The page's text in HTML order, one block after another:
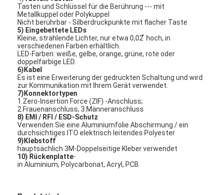
Über uns
Werksbesichtigung
Qualitätskontrolle
Kontakt mit uns
Neuigkeiten
Bitte um ein Angebot
LED-Membranschalter
Tasten und Schlüssel für die Berührung --- mit
Metallkuppel oder Polykuppel
Nicht berührbar - Silberdruckpunkte mit flacher Taste
5) Eingebettete LEDs
Kleine, strahlende Lichter, nur etwa 0,02 ̊ hoch, in
verschiedenen Farben erhältlich.
LED-Farben: weiße, gelbe, orange, grüne, rote oder
doppelfarbige LED.
6)Kabel
Es ist eine Erweiterung der gedruckten Schaltung und wird
zur Kommunikation mit Ihrem Gerät verwendet.
7)Konnektortypen
1.Zero-Insertion Force (ZIF) -Anschluss;
2.Frauenanschluss; 3.Männeranschluss
8) EMI / RFI / ESD-Schutz
Verwenden Sie eine Aluminiumfolie Abschirmung / ein
durchsichtiges ITO elektrisch leitendes Polyester
9)Klebstoff
hauptsächlich 3M-Doppelseitige Kleber verwendet
10) Rückenplatte-
in Aluminium, Polycarbonat, Acryl, PCB